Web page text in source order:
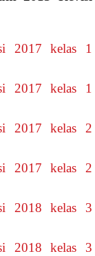
2017 kelas 1
2017 kelas 1
2017 kelas 2
2017 kelas 2
2018 kelas 3
2018 kelas 3